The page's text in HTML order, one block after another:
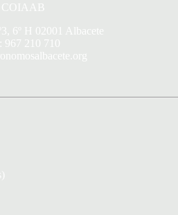
COIAAB
6º H 02001 Albacete
967 210 710